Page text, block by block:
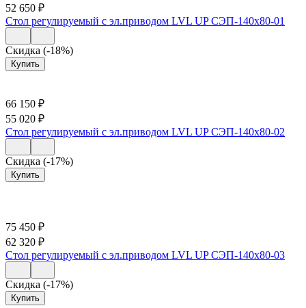
52 650 ₽
Стол регулируемый с эл.приводом LVL UP СЭП-140х80-01
Скидка (-18%)
Купить
66 150 ₽
55 020 ₽
Стол регулируемый с эл.приводом LVL UP СЭП-140х80-02
Скидка (-17%)
Купить
75 450 ₽
62 320 ₽
Стол регулируемый с эл.приводом LVL UP СЭП-140х80-03
Скидка (-17%)
Купить